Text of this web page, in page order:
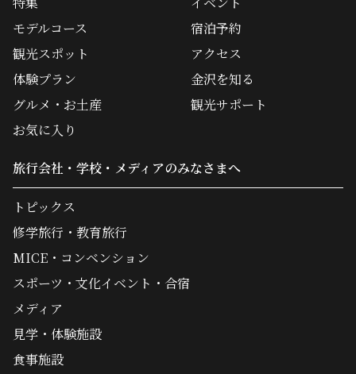
モデルコース
観光スポット
体験プラン
グルメ・お土産
宿泊予約
アクセス
金沢を知る
観光サポート
お気に入り
旅行会社・学校・メディアのみなさまへ
トピックス
修学旅行・教育旅行
MICE・コンベンション
スポーツ・文化イベント・合宿
メディア
見学・体験施設
食事施設